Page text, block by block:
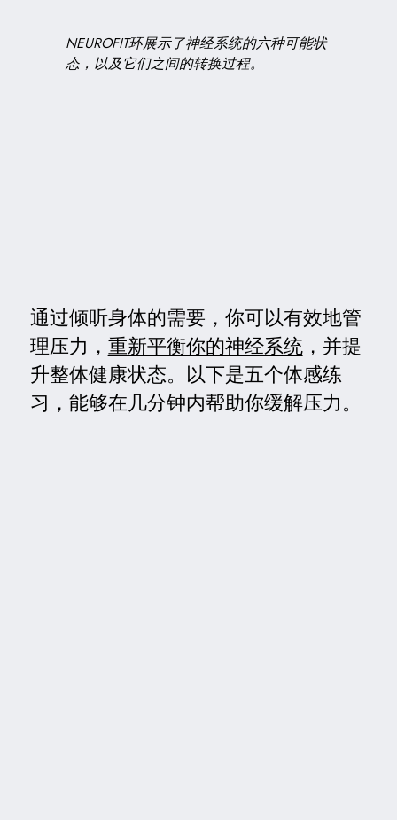
NEUROFIT环展示了神经系统的六种可能状
态，以及它们之间的转换过程。
通过倾听身体的需要，你可以有效地管
理压力， 重新平衡你的神经系统，并提
升整体健康状态。以下是五个体感练
习，能够在几分钟内帮助你缓解压力。